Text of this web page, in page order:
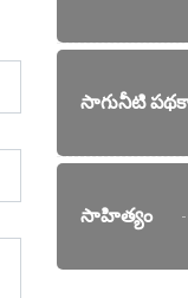
సాగునీటి
సాహిత్యం